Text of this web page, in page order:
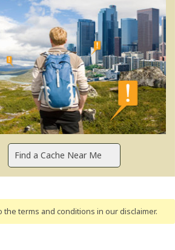
the terms and conditions in our disclaimer.